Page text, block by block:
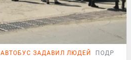
АВТОБУС ЗАДАВИЛ ЛЮДЕЙ